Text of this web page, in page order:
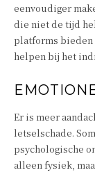
eenvoudiger
die niet de tijd
platforms bieden
helpen bij het
Er is meer
letselschade.
psychologische
alleen fysiek,